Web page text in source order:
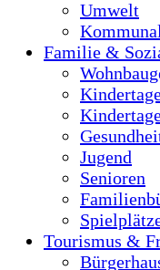
Umwelt
Familie &
Jugend
Senioren
Tourismus &